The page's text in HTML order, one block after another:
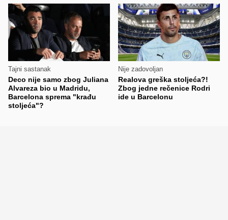
Tajni sastanak
Deco nije samo zbog Juliana
Alvareza bio u Madridu,
Barcelona sprema "krađu
stoljeća"?
Nije zadovoljan
Realova greška stoljeća?!
Zbog jedne rečenice Rodri
ide u Barcelonu